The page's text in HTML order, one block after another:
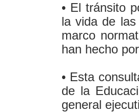
• El tránsito
la vida de
marco
han hecho
• Esta
de la
general